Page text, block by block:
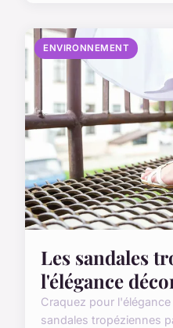
ENVIRONNEMENT
Les sandales
l'élégance
Craquez pour
sandales tropéziennes